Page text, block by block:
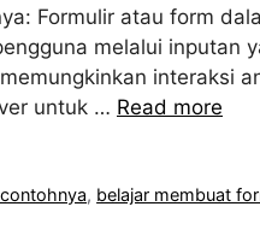
Formulir atau form
melalui inputan
interaksi
untuk … Read more
, belajar membuat